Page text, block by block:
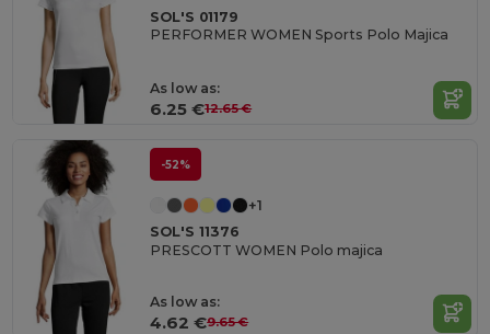
SOL'S 01179
PERFORMER WOMEN Sports Polo Majica
As low as:
6.25 €12.65 €
-52%
+1
SOL'S 11376
PRESCOTT WOMEN Polo majica
As low as:
4.62 €9.65 €